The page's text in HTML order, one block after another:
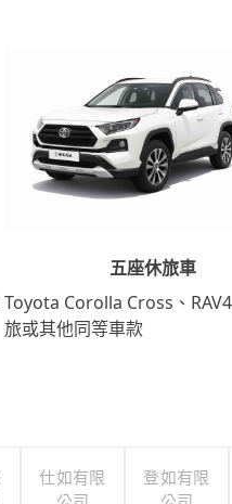
五座休旅車
Toyota Corolla Cross、
旅或其他同等車款
仕如有限
登如有限